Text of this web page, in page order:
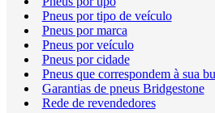
Pneus por tipo de veículo
Pneus por marca
Pneus por veículo
Pneus por cidade
Pneus que correspondem à sua
Garantias de pneus Bridgestone
Rede de revendedores